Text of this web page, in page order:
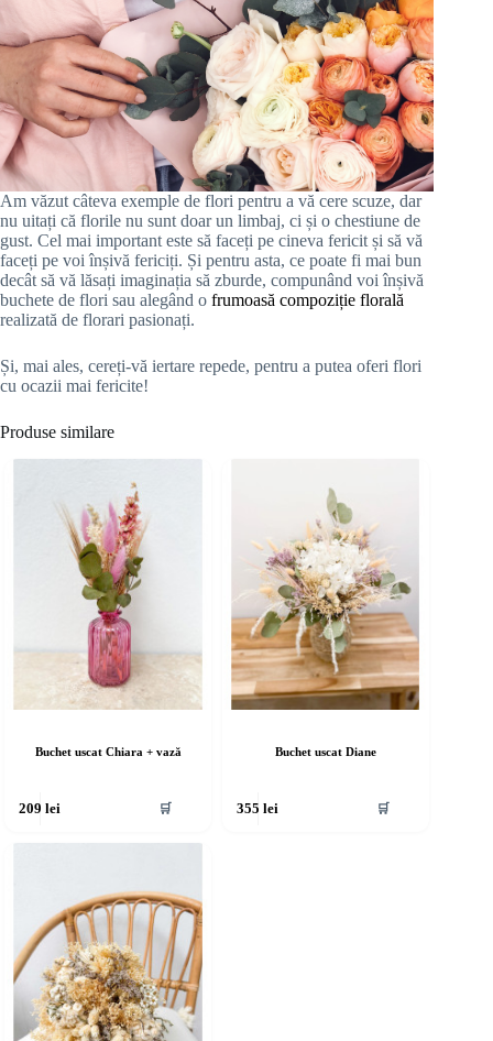
Am văzut câteva exemple de flori pentru a vă cere scuze, dar
nu uitați că florile nu sunt doar un limbaj, ci și o chestiune de
gust. Cel mai important este să faceți pe cineva fericit și să vă
faceți pe voi înșivă fericiți. Și pentru asta, ce poate fi mai bun
decât să vă lăsați imaginația să zburde, compunând voi înșivă
buchete de flori sau alegând o frumoasă compoziție florală
realizată de florari pasionați.
Și, mai ales, cereți-vă iertare repede, pentru a putea oferi flori
cu ocazii mai fericite!
Produse similare
Buchet uscat Chiara + vază
209lei 🛒
Buchet uscat Diane
355lei 🛒